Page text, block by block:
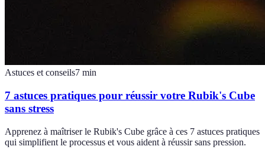
Astuces et conseils7 min
7 astuces pratiques pour réussir votre Rubik's Cube
sans stress
Apprenez à maîtriser le Rubik's Cube grâce à ces 7 astuces pratiques
qui simplifient le processus et vous aident à réussir sans pression.